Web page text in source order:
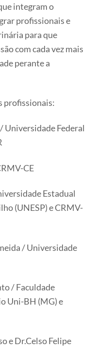
integram o
profissionais e
para que
com cada vez mais
perante a
profissionais:
Universidade Federal
CE
Estadual
(UNESP) e CRMV-
/ Universidade
/ Faculdade
Uni-BH (MG) e
e Dr.Celso Felipe